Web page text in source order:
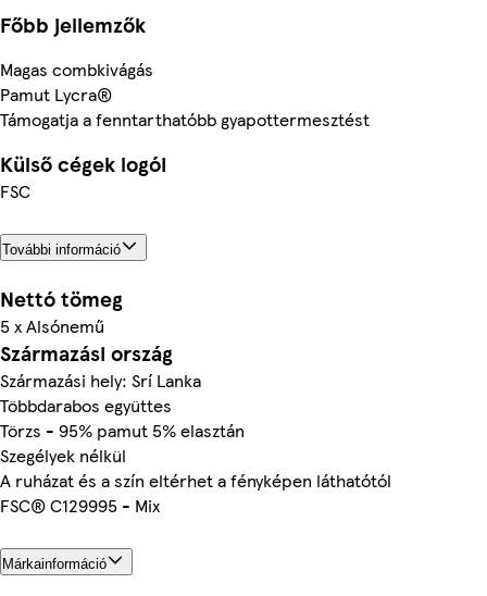
Főbb jellemzők
Magas combkivágás
Pamut Lycra®
Támogatja a fenntarthatóbb gyapottermesztést
Külső cégek logói
FSC
További információ
Nettó tömeg
5 x Alsónemű
Származási ország
Származási hely: Srí Lanka
Többdarabos együttes
Törzs - 95% pamut 5% elasztán
Szegélyek nélkül
A ruházat és a szín eltérhet a fényképen láthatótól
FSC® C129995 - Mix
Márkainformáció